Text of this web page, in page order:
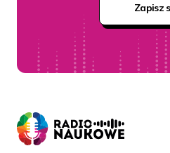
Zapisz